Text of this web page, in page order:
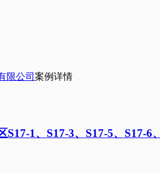
限公司 案例详情
S17-1、S17-3、S17-5、S17-